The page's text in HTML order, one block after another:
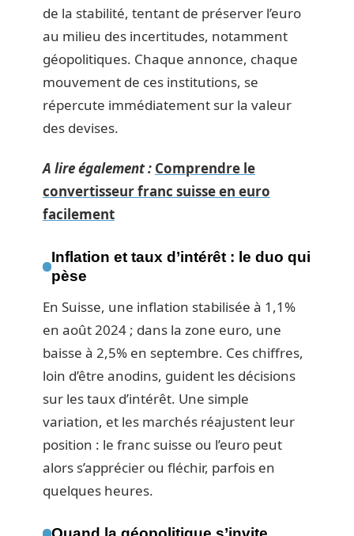
de la stabilité, tentant de préserver l’euro
au milieu des incertitudes, notamment
géopolitiques. Chaque annonce, chaque
mouvement de ces institutions, se
répercute immédiatement sur la valeur
des devises.
A lire également : Comprendre le
convertisseur franc suisse en euro
facilement
Inflation et taux d’intérêt : le duo qui
pèse
En Suisse, une inflation stabilisée à 1,1%
en août 2024 ; dans la zone euro, une
baisse à 2,5% en septembre. Ces chiffres,
loin d’être anodins, guident les décisions
sur les taux d’intérêt. Une simple
variation, et les marchés réajustent leur
position : le franc suisse ou l’euro peut
alors s’apprécier ou fléchir, parfois en
quelques heures.